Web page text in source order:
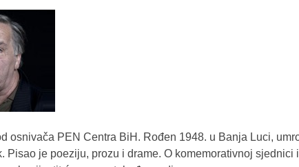
osnivača PEN Centra BiH. Rođen 1948. u Banja Luci,
Pisao je poeziju, prozu i drame. O komemorativnoj sjednici i